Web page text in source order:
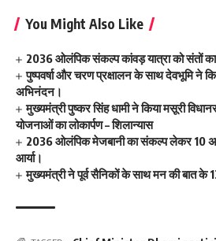
You Might Also Like
2036 ओलंपिक संकल्प कांवड़ यात्रा को संतों का
पुष्पवर्षा और चरण प्रक्षालन के साथ देवभूमि ने
अभिनंदन।
मुख्यमंत्री पुष्कर सिंह धामी ने किया मसूरी
योजनाओं का लोकार्पण – शिलान्यास
2036 ओलंपिक मेजबानी का संकल्प लेकर 10
आर्या।
मुख्यमंत्री ने पूर्व सैनिकों के साथ मन की बात